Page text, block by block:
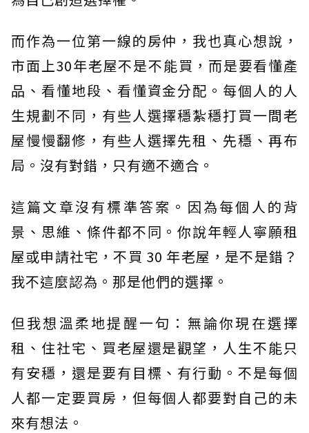
而作為一位第一線的房仲，我也真心想說，
市面上30年老屋不是不能買，而是要看懂產
品、看懂地段、看懂資金分配。每個人的人
生規劃不同，有些人選擇穩紮穩打買一間老
屋慢慢翻修，有些人選擇先租、先穩、再布
局。沒有對錯，只有適不適合。
這篇文章沒有標準答案。因為每個人的背
景、思維、條件都不同。你說年輕人寧願租
屋或申請社宅，不買 30 年老屋，是不是錯？
我不這麼認為。那是他們的選擇。
但我想溫柔地提醒一句：無論你現在選擇
租、住社宅、買老屋還是觀望，人生不能只
有安穩，還是要有目標、有行動。不是每個
人都一定要買房，但每個人都要對自己的未
來有想法。